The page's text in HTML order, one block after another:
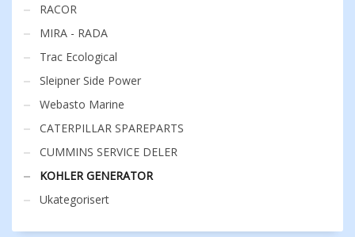
RACOR
MIRA - RADA
Trac Ecological
Sleipner Side Power
Webasto Marine
CATERPILLAR SPAREPARTS
CUMMINS SERVICE DELER
KOHLER GENERATOR
Ukategorisert